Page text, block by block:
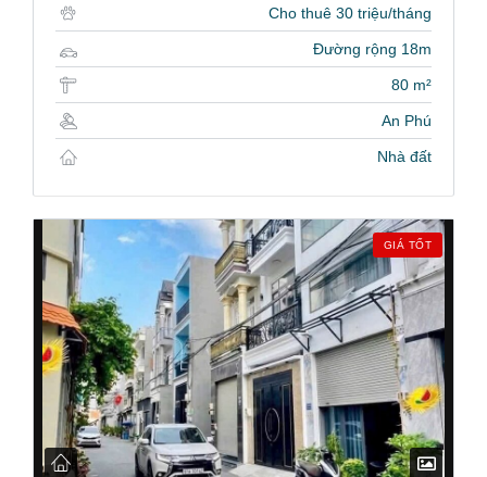
Cho thuê 30 triệu/tháng
Đường rộng 18m
80 m²
An Phú
Nhà đất
GIÁ TỐT